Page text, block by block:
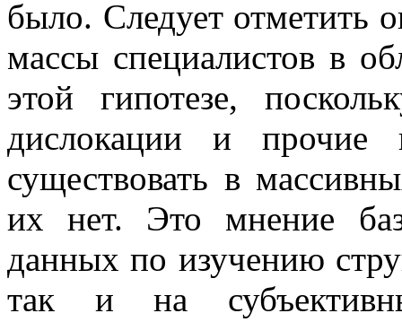
было. Следует отметить
массы специалистов в
этой гипотезе,
дислокации и прочие
существовать в
их нет. Это мнение
данных по изучению
так и на